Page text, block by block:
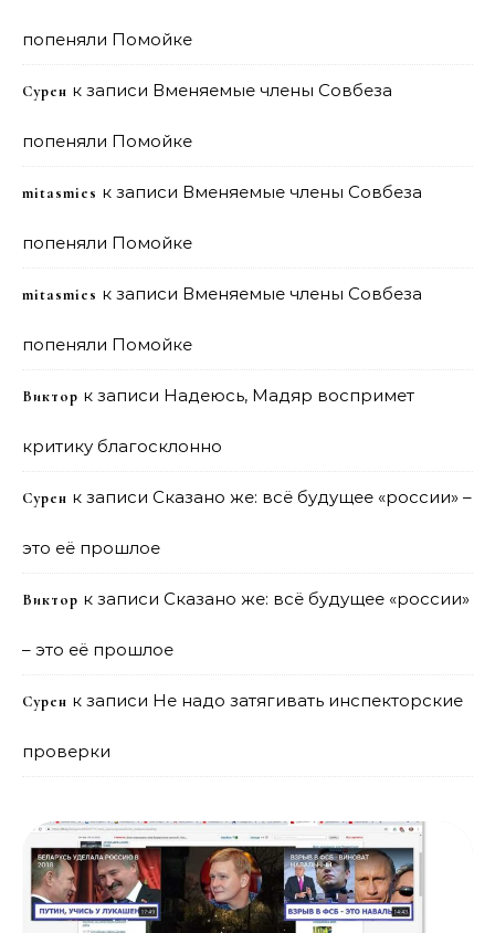
попеняли Помойке
Сурен к записи Вменяемые члены Совбеза
попеняли Помойке
mitasmies к записи Вменяемые члены Совбеза
попеняли Помойке
mitasmies к записи Вменяемые члены Совбеза
попеняли Помойке
Виктор к записи Надеюсь, Мадяр воспримет
критику благосклонно
Сурен к записи Сказано же: всё будущее «россии» –
это её прошлое
Виктор к записи Сказано же: всё будущее «россии»
– это её прошлое
Сурен к записи Не надо затягивать инспекторские
проверки